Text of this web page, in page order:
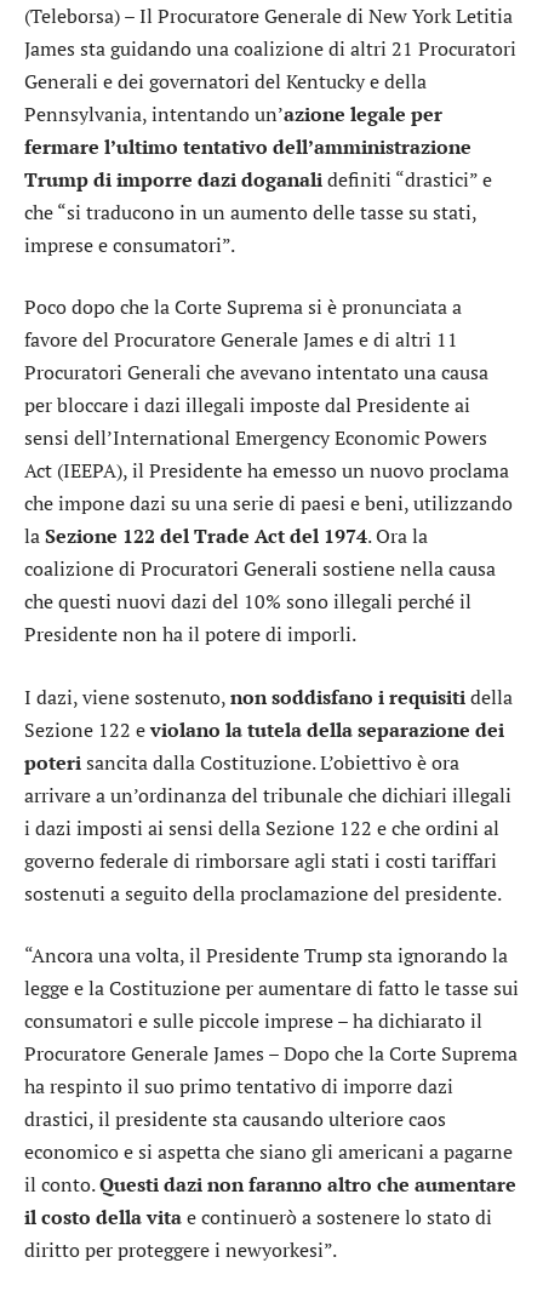
(Teleborsa) – Il Procuratore Generale di New York Letitia
James sta guidando una coalizione di altri 21 Procuratori
Generali e dei governatori del Kentucky e della
Pennsylvania, intentando un’azione legale per
fermare l’ultimo tentativo dell’amministrazione
Trump di imporre dazi doganalidefiniti “drastici” e
che “si traducono in un aumento delle tasse su stati,
imprese e consumatori”.
Poco dopo che la Corte Suprema si è pronunciata a
favore del Procuratore Generale James e di altri 11
Procuratori Generali che avevano intentato una causa
per bloccare i dazi illegali imposte dal Presidente ai
sensi dell’International Emergency Economic Powers
Act (IEEPA), il Presidente ha emesso un nuovo proclama
che impone dazi su una serie di paesi e beni, utilizzando
laSezione 122 del Trade Act del 1974. Ora la
coalizione di Procuratori Generali sostiene nella causa
che questi nuovi dazi del 10% sono illegali perché il
Presidente non ha il potere di imporli.
I dazi, viene sostenuto,non soddisfano i requisitidella
Sezione 122 eviolano la tutela della separazione dei
poterisancita dalla Costituzione. L’obiettivo è ora
arrivare a un’ordinanza del tribunale che dichiari illegali
i dazi imposti ai sensi della Sezione 122 e che ordini al
governo federale di rimborsare agli stati i costi tariffari
sostenuti a seguito della proclamazione del presidente.
“Ancora una volta, il Presidente Trump sta ignorando la
legge e la Costituzione per aumentare di fatto le tasse sui
consumatori e sulle piccole imprese – ha dichiarato il
Procuratore Generale James – Dopo che la Corte Suprema
ha respinto il suo primo tentativo di imporre dazi
drastici, il presidente sta causando ulteriore caos
economico e si aspetta che siano gli americani a pagarne
il conto.Questi dazi non faranno altro che aumentare
il costo della vitae continuerò a sostenere lo stato di
diritto per proteggere i newyorkesi”.